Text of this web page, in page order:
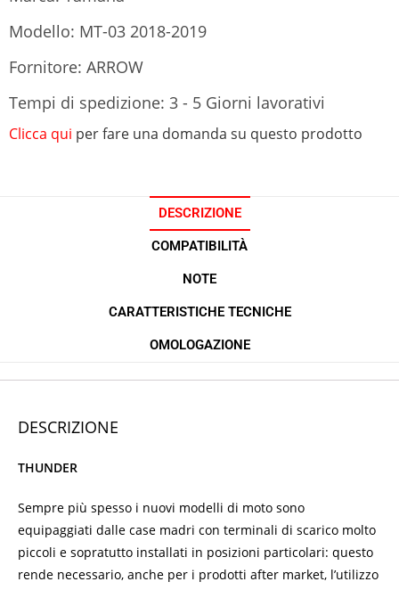
Modello: MT-03 2018-2019
Fornitore: ARROW
Tempi di spedizione: 3 - 5 Giorni lavorativi
Clicca qui per fare una domanda su questo prodotto
DESCRIZIONE
COMPATIBILITÀ
NOTE
CARATTERISTICHE TECNICHE
OMOLOGAZIONE
DESCRIZIONE
THUNDER
Sempre più spesso i nuovi modelli di moto sono
equipaggiati dalle case madri con terminali di scarico molto
piccoli e sopratutto installati in posizioni particolari: questo
rende necessario, anche per i prodotti after market, l’utilizzo